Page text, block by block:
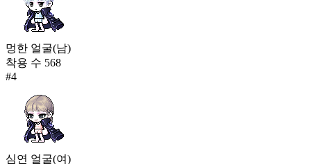
멍한 얼굴(남)
착용 수 568
#4
심연 얼굴(여)